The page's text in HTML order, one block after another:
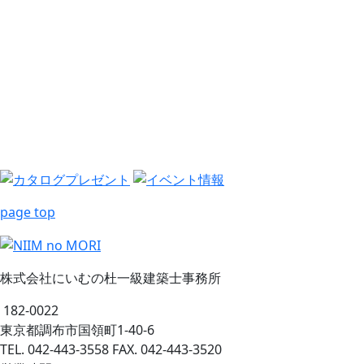
page top
株式会社にいむの杜一級建築士事務所
182-0022
東京都調布市国領町1-40-6
TEL. 042-443-3558 FAX. 042-443-3520